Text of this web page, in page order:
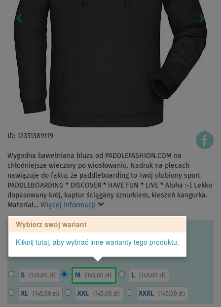
ID: 12351389119
Wygodna bawełniana bluza od PADDLEFASHION.COM na
chłodniejsze wieczory po wiosłowaniu. Nadruk na plecach
nawiązuje do faktu, że paddleboarding to Twój ulubiony sport.
PADDLEBOARDING * DISCOVER * HAVE FUN * LIVE * Aloha :-) Lekko
dopasowany krój, kaptur ściągany sznurkiem, kieszeń kangurka.
Materiał… Więcej informacji
Wybierz swój wariant
Kliknij tutaj, aby wybrać inne warianty tego produktu.
S ( 145,00 zł) M ( 145,00 zł) L ( 145,00 zł)
XL ( 145,00 zł) XXL ( 145,00 zł) XXXL ( 145,00 zł)